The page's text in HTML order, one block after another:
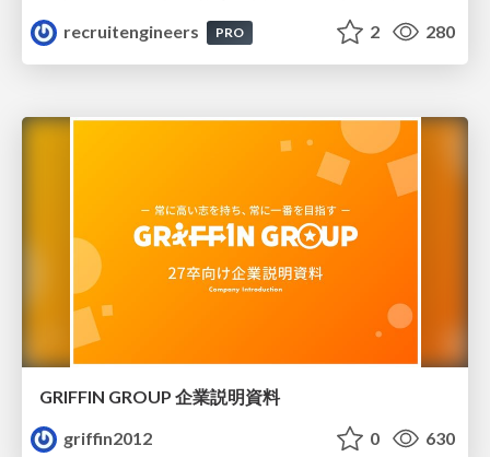
recruitengineers
PRO 2 280
GRIFFIN GROUP 企業説明資料
griffin2012
0 630